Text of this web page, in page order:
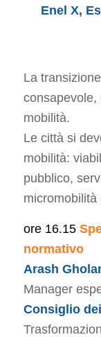
Enel X,
La
consapevole,
mobilità.
Le città si
mobilità:
pubblico,
micromobilità
ore 16.15
normativo
Arash
Manager
Consiglio